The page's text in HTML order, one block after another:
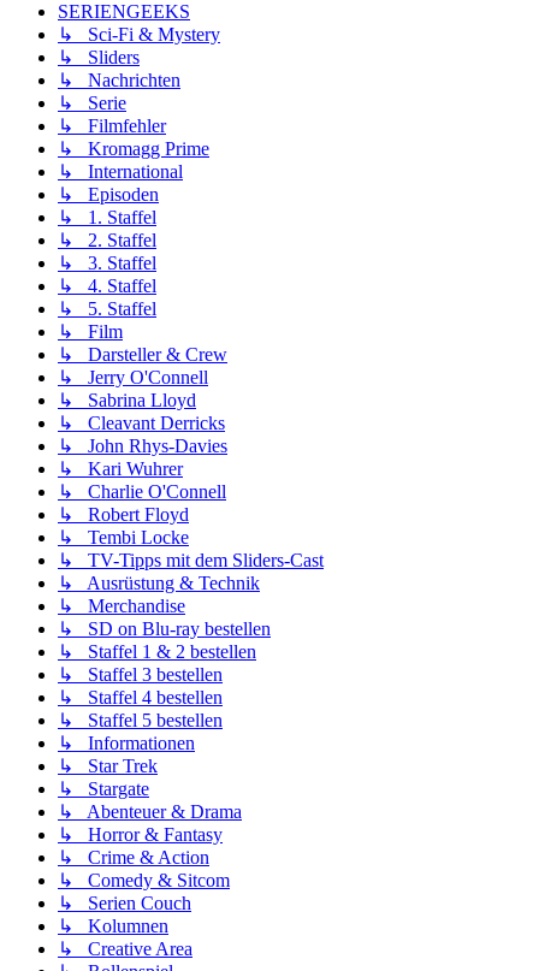
SERIENGEEKS
↳ Sci-Fi & Mystery
↳ Sliders
↳ Nachrichten
↳ Serie
↳ Filmfehler
↳ Kromagg Prime
↳ International
↳ Episoden
↳ 1. Staffel
↳ 2. Staffel
↳ 3. Staffel
↳ 4. Staffel
↳ 5. Staffel
↳ Film
↳ Darsteller & Crew
↳ Jerry O'Connell
↳ Sabrina Lloyd
↳ Cleavant Derricks
↳ John Rhys-Davies
↳ Kari Wuhrer
↳ Charlie O'Connell
↳ Robert Floyd
↳ Tembi Locke
↳ TV-Tipps mit dem Sliders-Cast
↳ Ausrüstung & Technik
↳ Merchandise
↳ SD on Blu-ray bestellen
↳ Staffel 1 & 2 bestellen
↳ Staffel 3 bestellen
↳ Staffel 4 bestellen
↳ Staffel 5 bestellen
↳ Informationen
↳ Star Trek
↳ Stargate
↳ Abenteuer & Drama
↳ Horror & Fantasy
↳ Crime & Action
↳ Comedy & Sitcom
↳ Serien Couch
↳ Kolumnen
↳ Creative Area